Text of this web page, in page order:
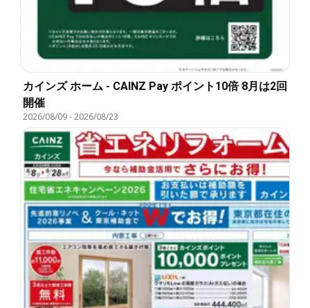
カインズ ホーム - CAINZ Pay ポイント10倍 8月は2回
開催
2026/08/09-2026/08/23